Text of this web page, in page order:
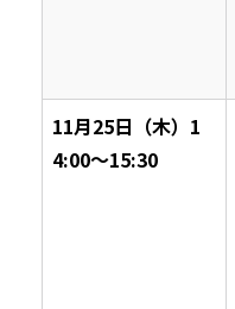
11月25日（木）1
4:00〜15:30